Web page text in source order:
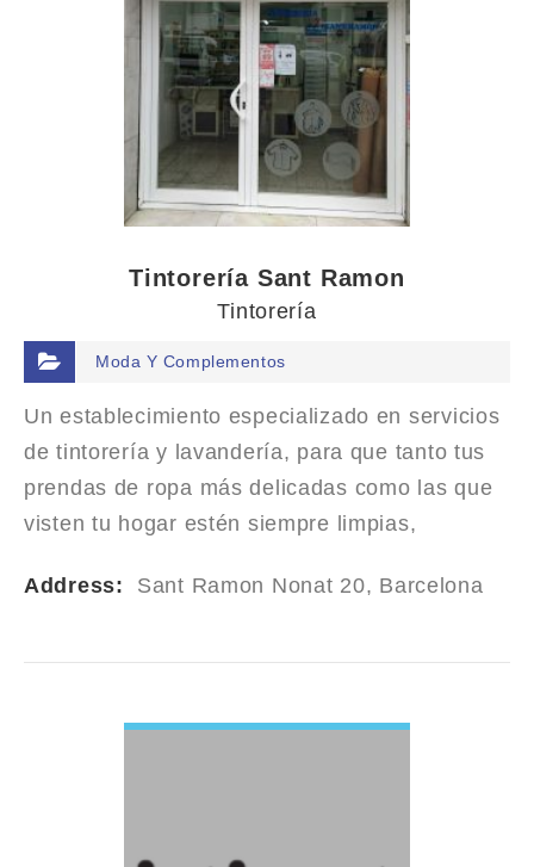
Tintorería Sant Ramon
Tintorería
Moda Y Complementos
Un establecimiento especializado en servicios
de tintorería y lavandería, para que tanto tus
prendas de ropa más delicadas como las que
visten tu hogar estén siempre limpias,
Address:
Sant Ramon Nonat 20, Barcelona